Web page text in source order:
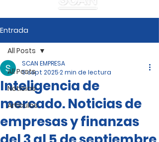
Entrada
All Posts
Noticias
Artículos
All Posts
Inteligencia de
mercado. Noticias de
empresas y finanzas
SCAN EMPRESA
5 sept 20252 min de lectura